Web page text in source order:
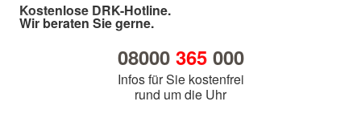
Kostenlose DRK-Hotline.
Wir beraten Sie gerne.
08000 365000
Infos für Sie kostenfrei
rund um die Uhr